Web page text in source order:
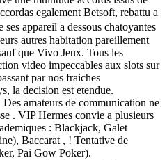
egalement Betsoft, rebattu a
appareil a dessous chatoyantes
autres habitation pareillement
que Vivo Jeux. Tous les
video impeccables aux slots sur
par nos fraiches
la decision est etendue.
amateurs de communication ne
. VIP Hermes convie a plusieurs
: Blackjack, Galet
Baccarat , ! Tentative de
Pai Gow Poker).